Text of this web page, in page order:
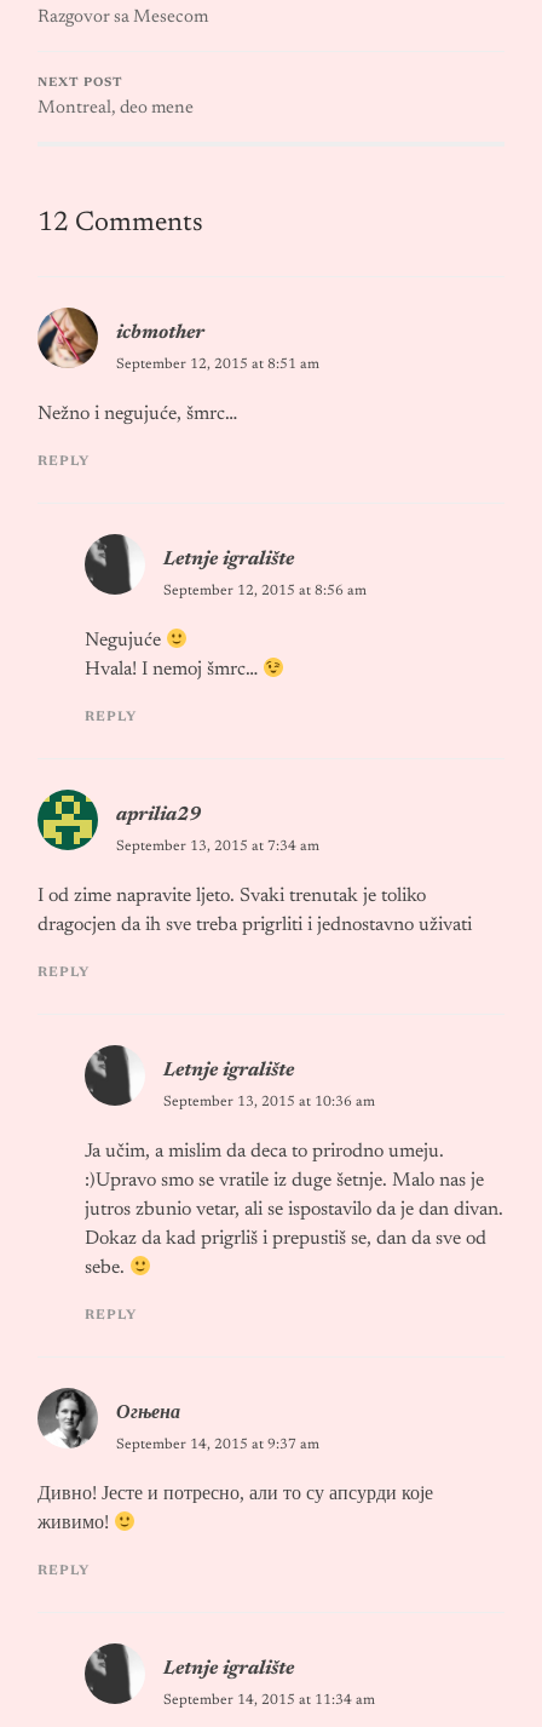
Razgovor sa Mesecom
NEXT POST
Montreal, deo mene
12 Comments
icbmother
September 12, 2015 at 8:51 am
Nežno i negujuće, šmrc…
REPLY
Letnje igralište
September 12, 2015 at 8:56 am
Negujuće
Hvala! I nemoj šmrc…
REPLY
aprilia29
September 13, 2015 at 7:34 am
I od zime napravite ljeto. Svaki trenutak je toliko
dragocjen da ih sve treba prigrliti i jednostavno uživati
REPLY
Letnje igralište
September 13, 2015 at 10:36 am
Ja učim, a mislim da deca to prirodno umeju.
:)Upravo smo se vratile iz duge šetnje. Malo nas je
jutros zbunio vetar, ali se ispostavilo da je dan divan.
Dokaz da kad prigrliš i prepustiš se, dan da sve od
sebe.
REPLY
Огњена
September 14, 2015 at 9:37 am
Дивно! Јесте и потресно, али то су апсурди које
живимо!
REPLY
Letnje igralište
September 14, 2015 at 11:34 am